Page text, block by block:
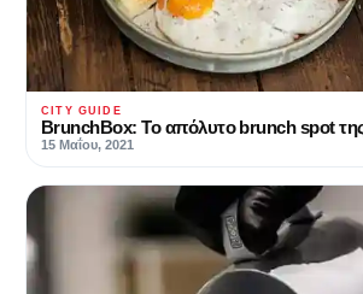
CITY GUIDE
BrunchBox: Το απόλυτο brunch spot
15 Μαΐου, 2021